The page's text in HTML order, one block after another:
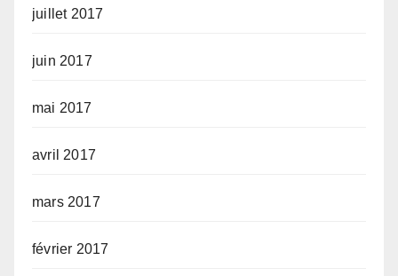
juillet 2017
juin 2017
mai 2017
avril 2017
mars 2017
février 2017